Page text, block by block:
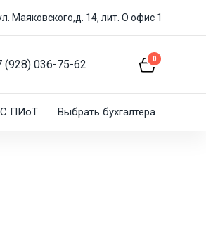
Маяковского,д. 14, лит. О офис 1
(928) 036-75-62 0
ПИоТ Выбрать бухгалтера